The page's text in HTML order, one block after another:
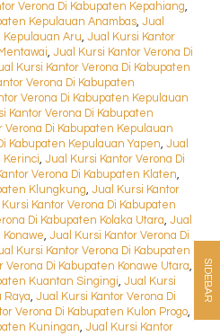
Verona Di Kabupaten Kepahiang,
Kepulauan Anambas, Jual
Kepulauan Aru, Jual Kursi Kantor
, Jual Kursi Kantor Verona Di
Kursi Kantor Verona Di Kabupaten
Verona Di Kabupaten
Verona Di Kabupaten Kepulauan
Kantor Verona Di Kabupaten
Verona Di Kabupaten Kepulauan
Kabupaten Kepulauan Yapen, Jual
Kerinci, Jual Kursi Kantor Verona Di
Verona Di Kabupaten Klaten,
Klungkung, Jual Kursi Kantor
Kantor Verona Di Kabupaten
Di Kabupaten Kolaka Utara, Jual
Konawe, Jual Kursi Kantor Verona Di
Kursi Kantor Verona Di Kabupaten
Verona Di Kabupaten Konawe Utara,
Kuantan Singingi, Jual Kursi
Raya, Jual Kursi Kantor Verona Di
Verona Di Kabupaten Kulon Progo,
Kuningan, Jual Kursi Kantor
SIDEBAR